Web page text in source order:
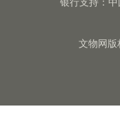
文物网